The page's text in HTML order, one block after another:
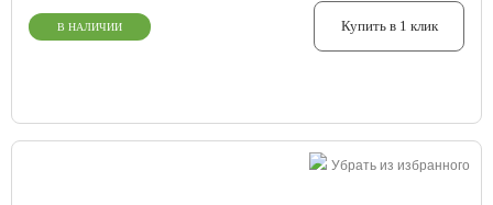
В НАЛИЧИИ Купить в 1 клик
Убрать из избранного